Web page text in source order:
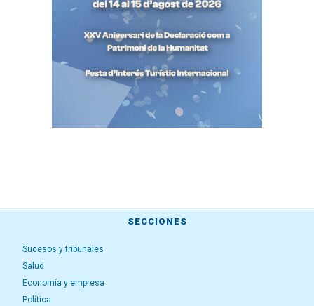
SECCIONES
Sucesos y tribunales
Salud
Economía y empresa
Política